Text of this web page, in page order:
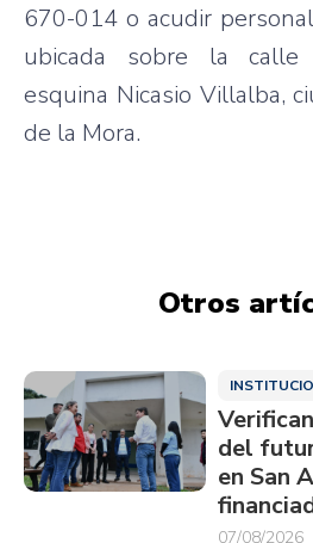
670-014 o acudir
ubicada sobre la calle
esquina Nicasio Villalba,
de la Mora.
Otros
del
en San
07/08/2026